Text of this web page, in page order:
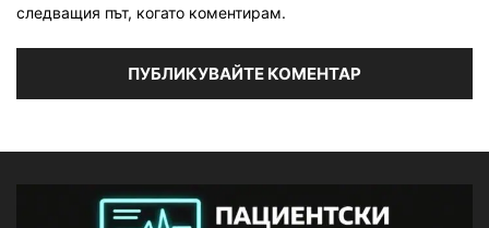
следващия път, когато коментирам.